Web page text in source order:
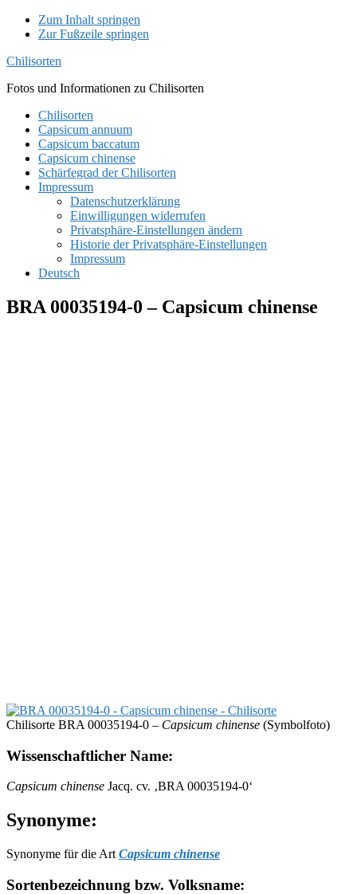
Zum Inhalt springen
Zur Fußzeile springen
Chilisorten
Fotos und Informationen zu Chilisorten
Chilisorten
Capsicum annuum
Capsicum baccatum
Capsicum chinense
Schärfegrad der Chilisorten
Impressum
Datenschutzerklärung
Einwilligungen widerrufen
Privatsphäre-Einstellungen ändern
Historie der Privatsphäre-Einstellungen
Impressum
Deutsch
BRA 00035194-0 – Capsicum chinense
Chilisorte BRA 00035194-0 – Capsicum chinense (Symbolfoto)
Wissenschaftlicher Name:
Capsicum chinense Jacq. cv. ‚BRA 00035194-0‘
Synonyme:
Synonyme für die Art Capsicum chinense
Sortenbezeichnung bzw. Volksname: